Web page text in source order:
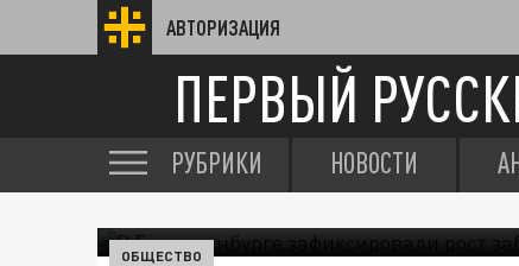
АВТОРИЗАЦИЯ
ПЕРВЫЙ
РУБРИКИ НОВОСТИ
ОБЩЕСТВО